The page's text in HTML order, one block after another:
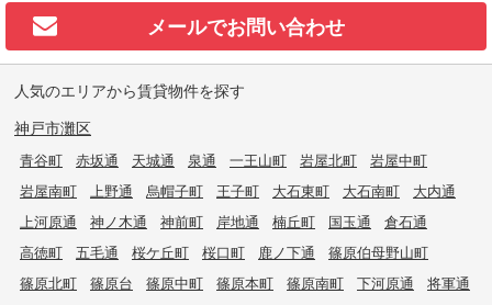
メールでお問い合わせ
人気のエリアから賃貸物件を探す
神戸市灘区
青谷町 赤坂通 天城通 泉通 一王山町 岩屋北町
岩屋中町
岩屋南町
上野通 烏帽子町 王子町 大石東町 大石南町
大内通
上河原通
神ノ木通 神前町 岸地通 楠丘町 国玉通
倉石通
高徳町
五毛通 桜ケ丘町 桜口町 鹿ノ下通
篠原伯母野山町
篠原北町
篠原台 篠原中町 篠原本町 篠原南町 下河原通
将軍通